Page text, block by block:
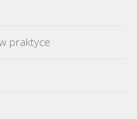
praktyce